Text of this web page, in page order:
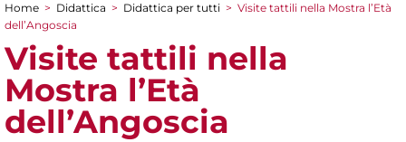
Tu sei qui
Home > Didattica > Didattica per tutti > Visite tattili nella Mostra l’Età
dell’Angoscia
Visite tattili nella
Mostra l’Età
dell’Angoscia